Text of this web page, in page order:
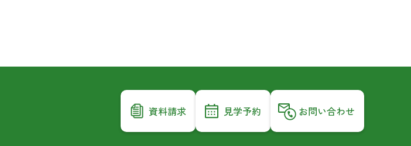
資料請求 見学予約 お問い合わせ